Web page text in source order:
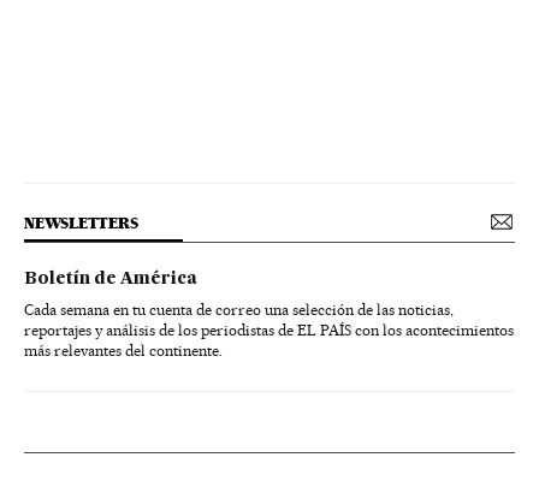
NEWSLETTERS
Boletín de América
Cada semana en tu cuenta de correo una selección de las noticias,
reportajes y análisis de los periodistas de EL PAÍS con los acontecimientos
más relevantes del continente.